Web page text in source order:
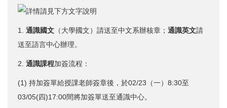
1. 通識國文 （大學國文）請送至中文系辦核章； 通識英文請
送至語言中心辦理。
2. 通識課程加簽流程：
(1) 持加簽單給授課老師簽章後，於02/23（一）8:30至
03/05(四)17:00間將加簽單送至通識中心。